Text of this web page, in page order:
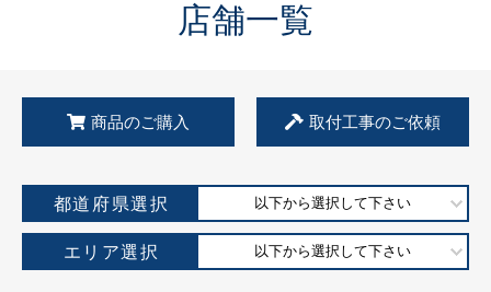
店舗一覧
商品のご購入 取付工事のご依頼
都道府県選択 以下から選択して下さい
エリア選択 以下から選択して下さい